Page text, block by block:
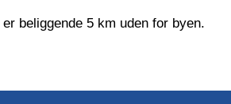
er beliggende 5 km uden for byen.